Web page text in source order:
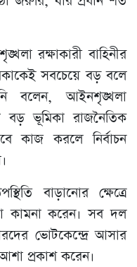
রক্ষাকারী বাহিনীর
সবচেয়ে বড় বলে
বলেন, আইনশৃঙ্খলা
বড় ভূমিকা রাজনৈতিক
কাজ করলে নির্বাচন
বাড়ানোর ক্ষেত্রে
কামনা করেন। সব দল
ভোটকেন্দ্রে আসার
প্রকাশ করেন।